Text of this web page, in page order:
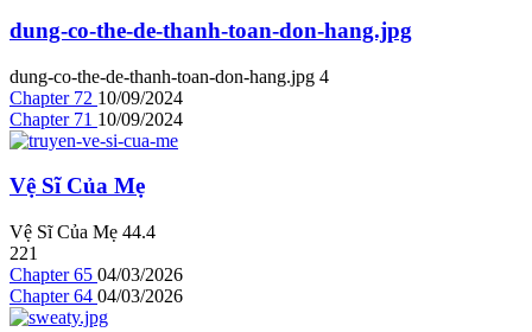
dung-co-the-de-thanh-toan-don-hang.jpg
dung-co-the-de-thanh-toan-don-hang.jpg 4
Chapter 72 10/09/2024
Chapter 71 10/09/2024
Vệ Sĩ Của Mẹ
Vệ Sĩ Của Mẹ 44.4
221
Chapter 65 04/03/2026
Chapter 64 04/03/2026